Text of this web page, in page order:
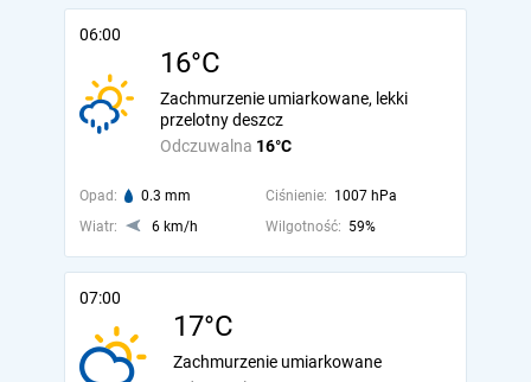
06:00
16°C
Odczuwalna 16°C
Zachmurzenie umiarkowane, lekki
przelotny deszcz
Opad: 0.3 mm Ciśnienie: 1007 hPa
Wiatr:
6 km/h Wilgotność: 59%
07:00
17°C
Zachmurzenie umiarkowane